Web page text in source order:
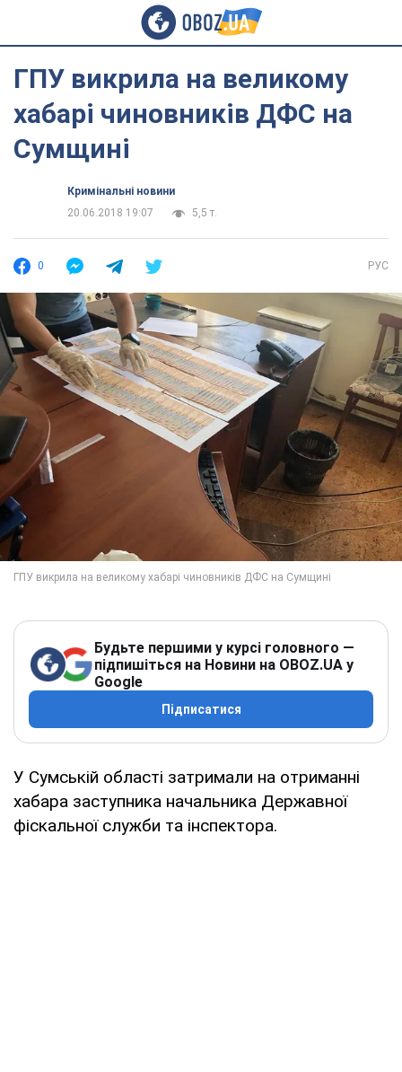
ГПУ викрила на великому
хабарі чиновників ДФС на
Сумщині
Кримінальні новини
20.06.2018 19:07
5,5 т.
0 РУС
Будьте першими у курсі головного —
підпишіться на Новини на OBOZ.UA у
Google
Підписатися
У Сумській області затримали на отриманні
хабара заступника начальника Державної
фіскальної служби та інспектора.